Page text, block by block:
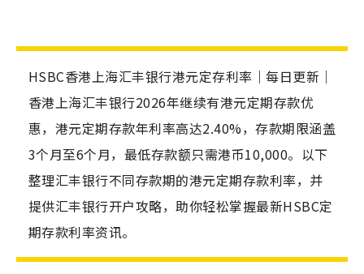
HSBC香港上海汇丰银行港元定存利率｜每日更新｜
香港上海汇丰银行2026年继续有港元定期存款优
惠，港元定期存款年利率高达2.40%，存款期限涵盖
3个月至6个月，最低存款额只需港币10,000。以下
整理汇丰银行不同存款期的港元定期存款利率，并
提供汇丰银行开户攻略，助你轻松掌握最新HSBC定
期存款利率资讯。